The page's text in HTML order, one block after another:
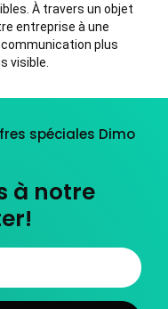
À travers un objet
entreprise à une
plus
visible.
spéciales Dimo
à notre